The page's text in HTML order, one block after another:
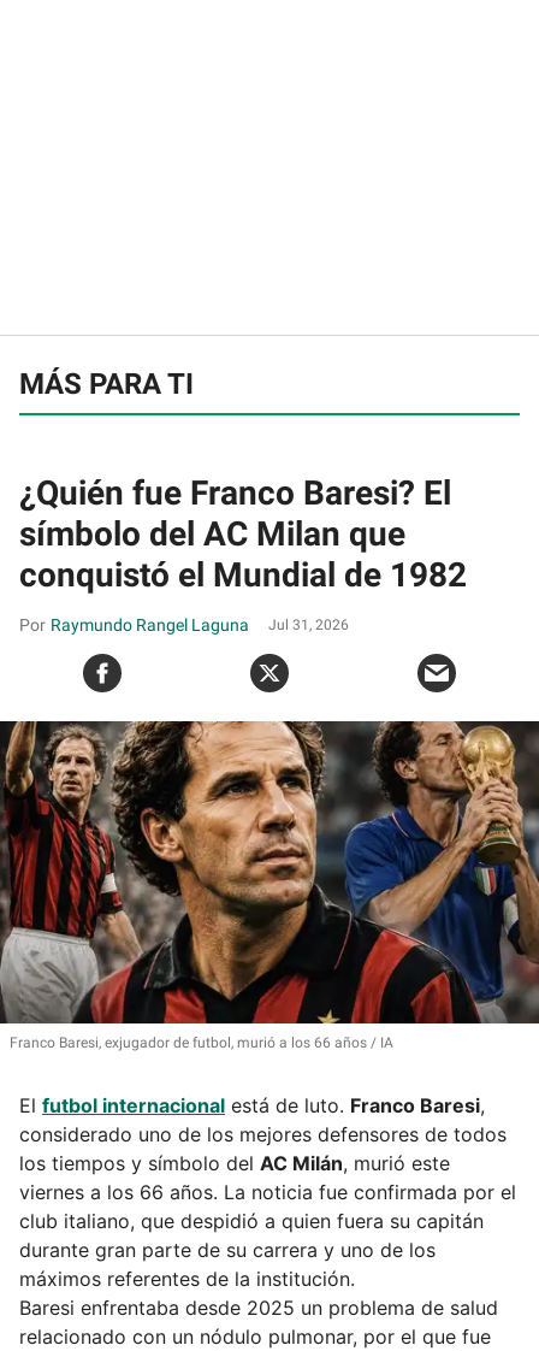
MÁS PARA TI
¿Quién fue Franco Baresi? El
símbolo del AC Milan que
conquistó el Mundial de 1982
Raymundo Rangel Laguna Jul 31, 2026
Franco Baresi, exjugador de futbol, murió a los 66 años IA
El futbol internacional está de luto. Franco Baresi,
considerado uno de los mejores defensores de todos
los tiempos y símbolo del AC Milán, murió este
viernes a los 66 años. La noticia fue confirmada por el
club italiano, que despidió a quien fuera su capitán
durante gran parte de su carrera y uno de los
máximos referentes de la institución.
Baresi enfrentaba desde 2025 un problema de salud
relacionado con un nódulo pulmonar, por el que fue